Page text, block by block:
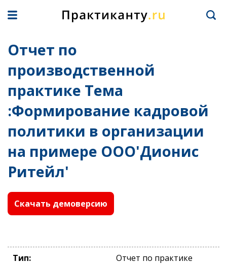
Отчет по
производственной
практике Тема
:Формирование кадровой
политики в организации
на примере ООО'Дионис
Ритейл'
Скачать демоверсию
Тип:
Отчет по практике